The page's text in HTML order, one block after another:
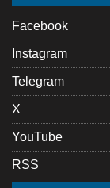
Facebook
Instagram
Telegram
X
YouTube
RSS